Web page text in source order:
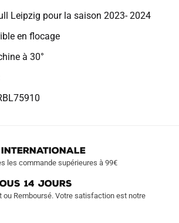
Leipzig pour la saison 2023- 2024
en flocage
à 30°
les commande supérieures à 99€
14 JOURS
ou Remboursé. Votre satisfaction est notre